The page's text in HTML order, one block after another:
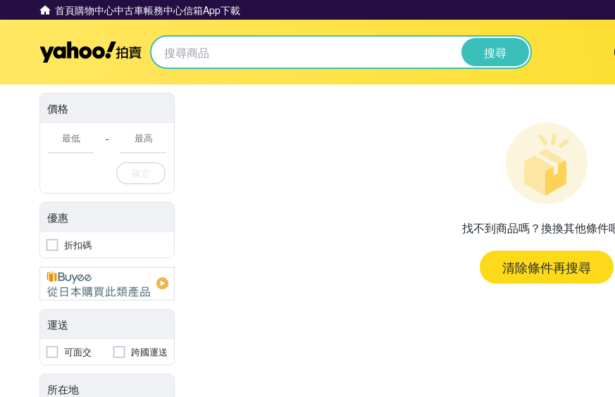
首頁購物中心中古車帳務中心信箱App下載
Yahoo拍賣 搜尋
價格
-
確定
優惠
折扣碼
運送
可面交 跨國運送
所在地
找不到商品嗎？換換其他條件
清除條件再搜尋